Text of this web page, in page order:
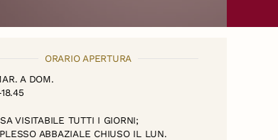
ORARIO APERTURA
A DOM.
VISITABILE TUTTI I GIORNI;
ABBAZIALE CHIUSO IL LUN.